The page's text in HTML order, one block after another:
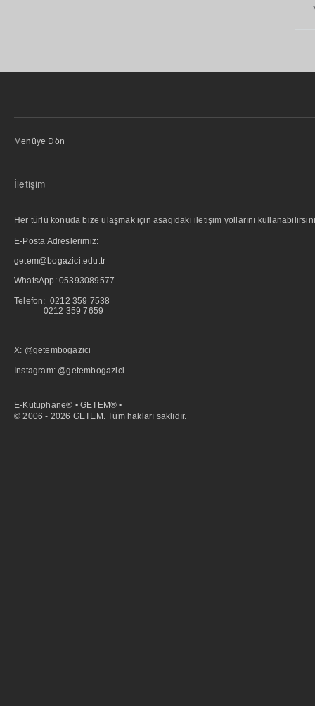
Menüye Dön
İletişim
Her türlü konuda bize ulaşmak için asagıdaki iletişim yollarını
E-Posta Adreslerimiz:
getem@bogazici.edu.tr
WhatsApp: 05393089577
Telefon: 0212 359 7538
0212 359 7659
X: @getembogazici
İnstagram: @getembogazici
E-Kütüphane® • GETEM® •
© 2006 - 2026 GETEM. Tüm hakları saklıdır.